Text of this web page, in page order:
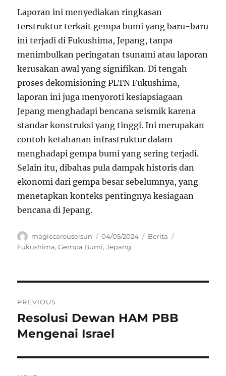
Laporan ini menyediakan ringkasan
terstruktur terkait gempa bumi yang baru-baru
ini terjadi di Fukushima, Jepang, tanpa
menimbulkan peringatan tsunami atau laporan
kerusakan awal yang signifikan. Di tengah
proses dekomisioning PLTN Fukushima,
laporan ini juga menyoroti kesiapsiagaan
Jepang menghadapi bencana seismik karena
standar konstruksi yang tinggi. Ini merupakan
contoh ketahanan infrastruktur dalam
menghadapi gempa bumi yang sering terjadi.
Selain itu, dibahas pula dampak historis dan
ekonomi dari gempa besar sebelumnya, yang
menetapkan konteks pentingnya kesiagaan
bencana di Jepang.
Author
magiccarouselsun
Posted
on
04/05/2024 Categories
Berita
Fukushima,Gempa Bumi,Jepang
pos
PREVIOUS
Previous
post:
Resolusi Dewan HAM PBB
Mengenai Israel